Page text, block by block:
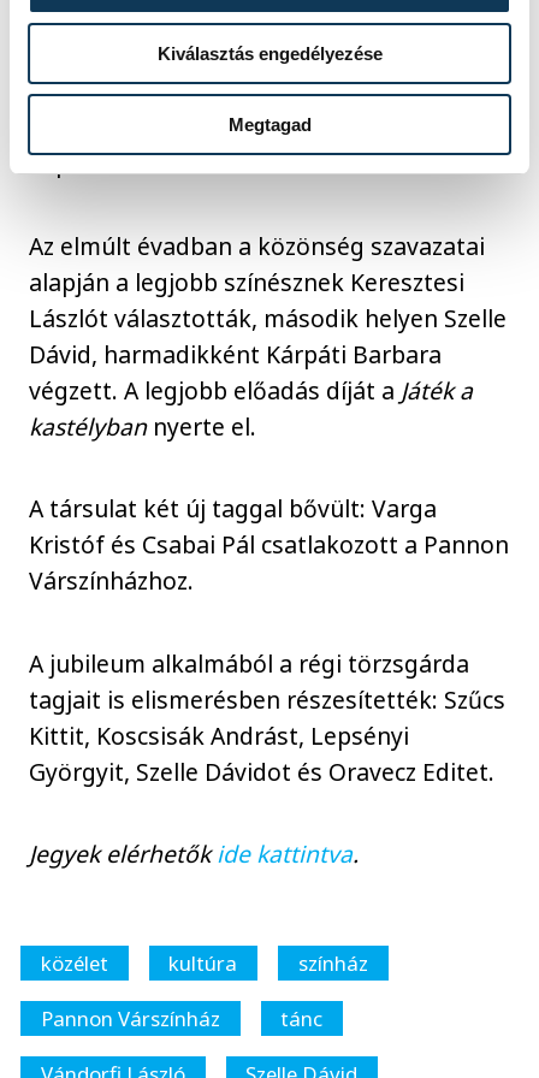
Kiválasztás engedélyezése
Megtagad
ismét színvonalas programot ígér, a 19.
Veszprémi Tavaszi Fesztivál pedig először
tematikus jelleggel, „Életfa” címmel valósul
meg a nemzetközi színházi világnaphoz
kapcsolódva.
Az elmúlt évadban a közönség szavazatai
alapján a legjobb színésznek Keresztesi
Lászlót választották, második helyen Szelle
Dávid, harmadikként Kárpáti Barbara
végzett. A legjobb előadás díját a Játék a
kastélybannyerte el.
A társulat két új taggal bővült: Varga
Kristóf és Csabai Pál csatlakozott a Pannon
Várszínházhoz.
A jubileum alkalmából a régi törzsgárda
tagjait is elismerésben részesítették: Szűcs
Kittit, Koscsisák Andrást, Lepsényi
Györgyit, Szelle Dávidot és Oravecz Editet.
Jegyek elérhetőkide kattintva.
közélet kultúra
színház
Pannon Várszínház
tánc